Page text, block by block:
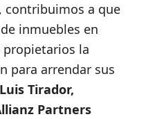
contribuimos a que
inmuebles en
propietarios la
para arrendar sus
Tirador,
Partners